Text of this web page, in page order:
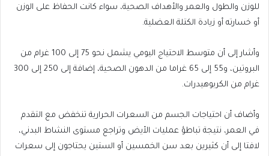
للوزن والطول والعمر والأهداف الصحية، سواء كانت الحفاظ على الوزن
أو خسارته أو زيادة الكتلة العضلية.
وأشار إلى أن متوسط الاحتياج اليومي يشمل نحو 75 إلى 100 غرام من
البروتين، و55 إلى 65 غراما من الدهون الصحية، إضافة إلى 250 إلى 300
غرام من الكربوهيدرات.
وأضاف أن احتياجات الجسم من السعرات الحرارية تنخفض مع التقدم
في العمر، نتيجة تباطؤ عمليات الأيض وتراجع مستوى النشاط البدني،
لافتا إلى أن كثيرين بعد سن الخمسين أو الستين يحتاجون إلى سعرات